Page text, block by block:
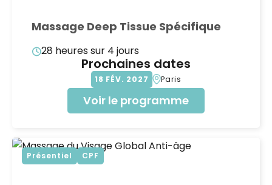
Massage Deep Tissue Spécifique
28 heures sur 4 jours
Prochaines dates
18 FÉV 2027 Paris
Voir le programme
Présentiel CPF